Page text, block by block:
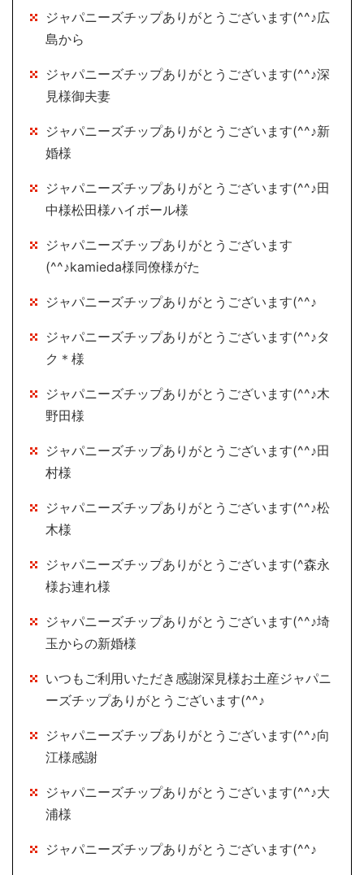
ジャパニーズチップありがとうございます(^^♪広
島から
ジャパニーズチップありがとうございます(^^♪深
見様御夫妻
ジャパニーズチップありがとうございます(^^♪新
婚様
ジャパニーズチップありがとうございます(^^♪田
中様松田様ハイボール様
ジャパニーズチップありがとうございます
(^^♪kamieda様同僚様がた
ジャパニーズチップありがとうございます(^^♪
ジャパニーズチップありがとうございます(^^♪タ
ク＊様
ジャパニーズチップありがとうございます(^^♪木
野田様
ジャパニーズチップありがとうございます(^^♪田
村様
ジャパニーズチップありがとうございます(^^♪松
木様
ジャパニーズチップありがとうございます(^森永
様お連れ様
ジャパニーズチップありがとうございます(^^♪埼
玉からの新婚様
いつもご利用いただき感謝深見様お土産ジャパニ
ーズチップありがとうございます(^^♪
ジャパニーズチップありがとうございます(^^♪向
江様感謝
ジャパニーズチップありがとうございます(^^♪大
浦様
ジャパニーズチップありがとうございます(^^♪